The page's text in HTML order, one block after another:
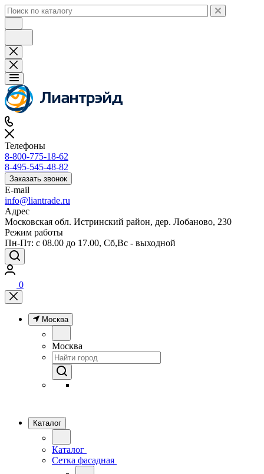
Телефоны
8-800-775-18-62
8-495-545-48-82
Заказать звонок
E-mail
info@liantrade.ru
Адрес
Московская обл. Истринский район, дер. Лобаново, 230
Режим работы
Пн-Пт: c 08.00 до 17.00, Cб,Вс - выходной
0
Москва
Москва
Каталог
Каталог
Сетка фасадная